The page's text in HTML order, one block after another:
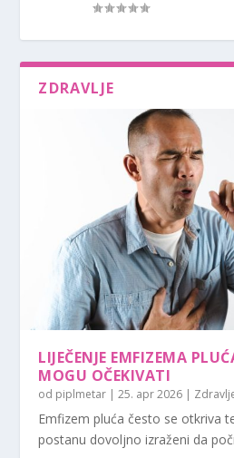
ZDRAVLJE
LIJEČENJE EMFIZEMA
MOGU OČEKIVATI
od piplmetar |25. apr 2026 |
Emfizem pluća često se otkriva
postanu dovoljno izraženi da